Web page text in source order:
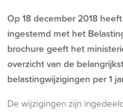
Op 18 december 2018
ingestemd met het
brochure geeft het
overzicht van de
belastingwijzigingen per 1
De wijzigingen zijn